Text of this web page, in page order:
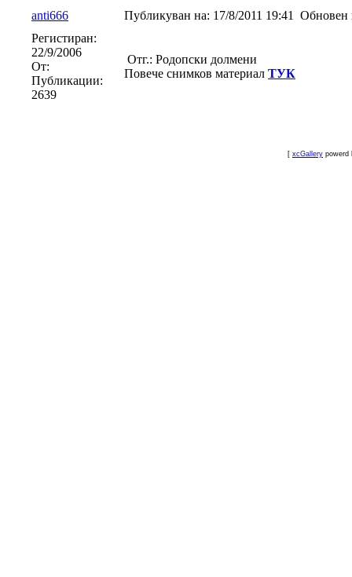
anti666
Публикуван на: 17/8/2011 19:41 Обновен
Регистиран:
22/9/2006
От:
Публикации:
2639
Отг.: Родопски долмени
Повече снимков материал ТУК
[ xcGallery